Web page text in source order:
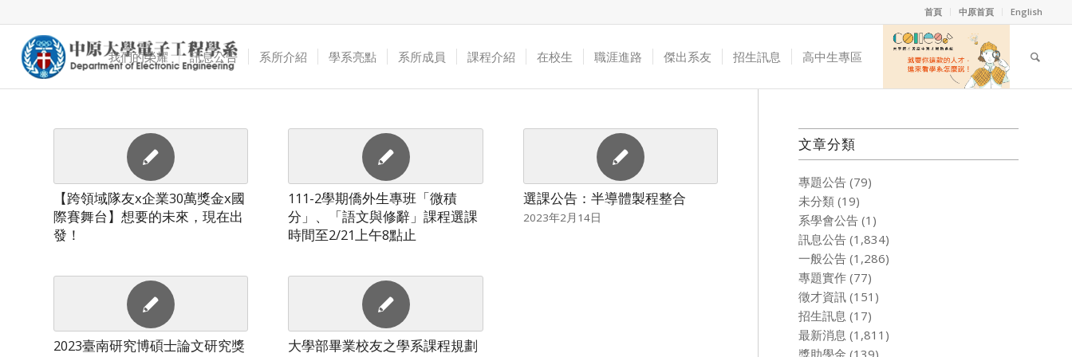
首頁 中原首頁 English
我們的榮耀 訊息公告 系所介紹 學系亮點 系所成員 課程介紹 在校生 職涯進路 傑出系友 招生訊息 高中生專區
【跨領域隊友x企業30萬獎金x國
際賽舞台】想要的未來，現在出
發！
111-2學期僑外生專班「微積
分」、「語文與修辭」課程選課
時間至2/21上午8點止
選課公告：半導體製程整合
2023年2月14日
2023臺南研究博碩士論文研究獎
大學部畢業校友之學系課程規劃
文章分類
專題公告 (79)
未分類 (19)
系學會公告 (1)
訊息公告 (1,834)
一般公告 (1,286)
專題實作 (77)
徵才資訊 (151)
招生訊息 (17)
最新消息 (1,811)
獎助學金 (139)